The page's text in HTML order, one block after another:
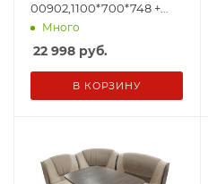
00902,1100*700*748 +
Стул 4шт
Много
22 998 руб.
В КОРЗИНУ